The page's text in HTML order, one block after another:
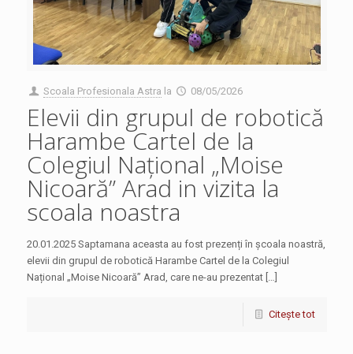
Scoala Profesionala Astra la 08/05/2026
Elevii din grupul de robotică
Harambe Cartel de la
Colegiul Național „Moise
Nicoară” Arad in vizita la
scoala noastra
20.01.2025 Saptamana aceasta au fost prezenți în școala noastră,
elevii din grupul de robotică Harambe Cartel de la Colegiul
Național „Moise Nicoară” Arad, care ne-au prezentat […]
Citește tot